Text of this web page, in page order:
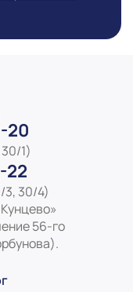
характер и
к моменту
20
1)
22
3, 30/4)
56-го